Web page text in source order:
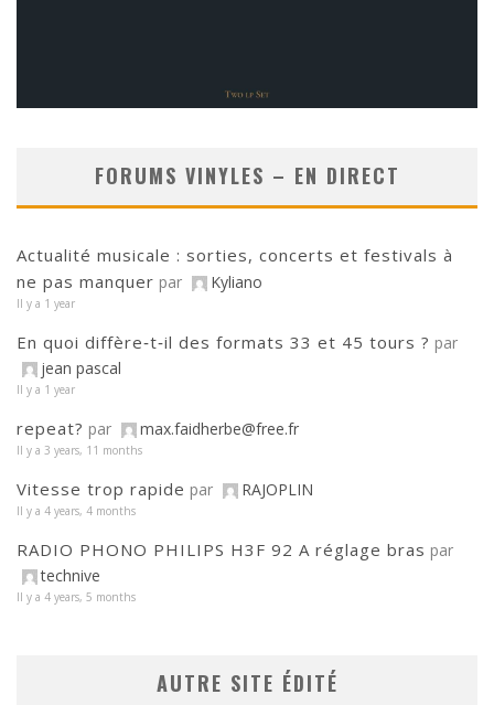
FORUMS VINYLES – EN DIRECT
Actualité musicale : sorties, concerts et festivals à
ne pas manquer par Kyliano
Il y a 1 year
En quoi diffère‑t‑il des formats 33 et 45 tours ? par
jean pascal
Il y a 1 year
repeat? par max.faidherbe@free.fr
Il y a 3 years, 11 months
Vitesse trop rapide par RAJOPLIN
Il y a 4 years, 4 months
RADIO PHONO PHILIPS H3F 92 A réglage bras par
technive
Il y a 4 years, 5 months
AUTRE SITE ÉDITÉ